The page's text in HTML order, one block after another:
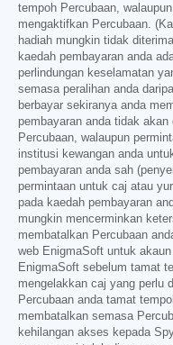
tempoh Percubaan,
mengaktifkan Percubaan.
hadiah mungkin tidak
kaedah pembayaran anda
perlindungan keselamatan
semasa peralihan anda
berbayar sekiranya anda
pembayaran anda tidak
Percubaan, walaupun
institusi kewangan anda
pembayaran anda sah
permintaan untuk caj atau
pada kaedah pembayaran
mungkin mencerminkan
membatalkan Percubaan
web EnigmaSoft untuk
EnigmaSoft sebelum tamat
mengelakkan caj yang perlu
Percubaan anda tamat
membatalkan semasa
kehilangan akses kepada